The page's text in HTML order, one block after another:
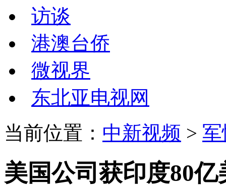
访谈
港澳台侨
微视界
东北亚电视网
当前位置： 中新视频 >
美国公司获印度80